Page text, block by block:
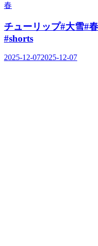
春
チューリップ#大雪#
#shorts
2025-12-072025-12-07